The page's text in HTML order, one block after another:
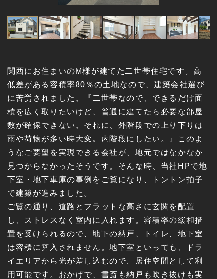
関西にお住まいのM様が建てた二世帯住宅です。高
低差がある容積率80％の土地なので、建築会社選び
に苦労されました。『二世帯なので、できるだけ面
積を広く取りたいけど、普通に建てたら必要な部屋
数が確保できない。それに、外階段での上り下りは
雨や荷物が多い時大変。内階段にしたい。』このよ
うなご要望を実現できる会社が、地元ではなかなか
見つからなかったそうです。そんな時、当社HPで地
下室・地下車庫の事例をご覧になり、トントン拍子
で建築が進みました。
ご覧の通り、道路とフラットな高さに玄関を配置
し、ストレスなく室内に入れます。容積率の緩和措
置を受けられるので、地下の納戸、トイレ、地下室
は容積に算入されません。地下室といっても、ドラ
イエリアから光が差し込むので、居住空間として利
用可能です。おかげで、書斎も納戸も吹き抜けも実